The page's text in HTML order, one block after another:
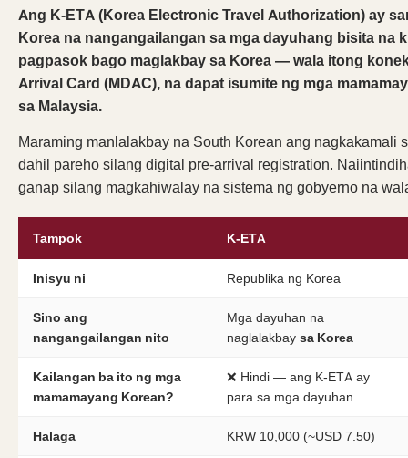
Ang K-ETA (Korea Electronic Travel Authorization) ay
Korea na nangangailangan sa mga dayuhang bisita na
pagpasok bago maglakbay sa Korea — wala itong
Arrival Card (MDAC), na dapat isumite ng mga
sa Malaysia.
Maraming manlalakbay na South Korean ang nagkakamali
dahil pareho silang digital pre-arrival registration.
ganap silang magkahiwalay na sistema ng gobyerno na
Tampok K-ETA
Inisyu ni Republika ng Korea
Sino ang
nangangailangan nito
Mga dayuhan na
naglalakbay sa Korea
Kailangan ba ito ng mga
mamamayang Korean?
❌ Hindi — ang K-ETA ay
para sa mga dayuhan
Halaga KRW 10,000 (~USD 7.50)